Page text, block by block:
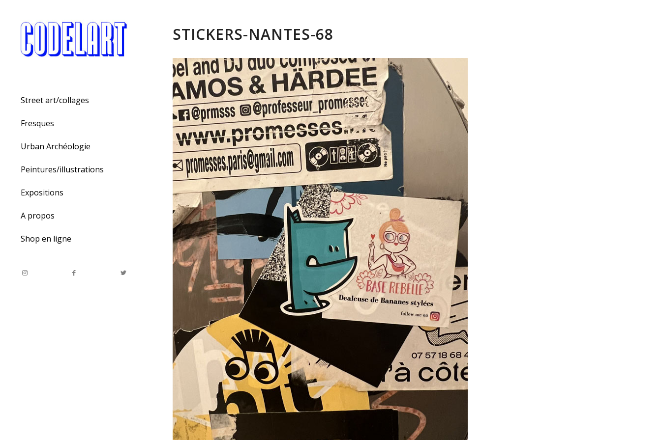
Street art/collages
Fresques
Urban Archéologie
Peintures/illustrations
Expositions
A propos
Shop en ligne
STICKERS-NANTES-68